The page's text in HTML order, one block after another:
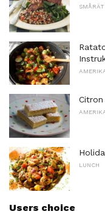
LUNCH
Users choice